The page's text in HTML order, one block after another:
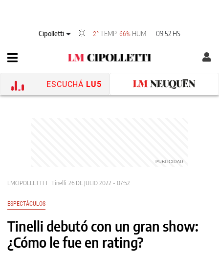
Cipolletti 2°TEMP 66% HUM 09:52 HS
ESCUCHÁ LU5
LMCIPOLLETTI Tinelli 26 DE JULIO 2022 - 07:52
ESPECTÁCULOS
Tinelli debutó con un gran show:
¿Cómo le fue en rating?